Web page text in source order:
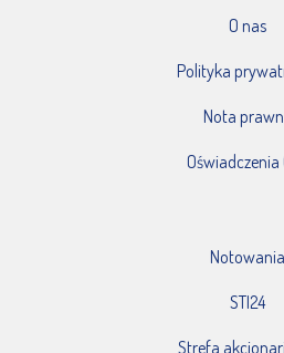
O nas
Polityka
Nota
Oświadczenia
Notowania
STI24
Strefa